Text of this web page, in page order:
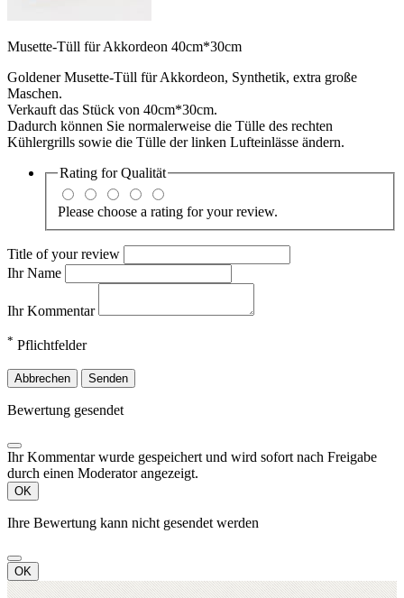
Musette-Tüll für Akkordeon 40cm*30cm
Goldener Musette-Tüll für Akkordeon, Synthetik, extra große
Maschen.
Verkauft das Stück von 40cm*30cm.
Dadurch können Sie normalerweise die Tülle des rechten
Kühlergrills sowie die Tülle der linken Lufteinlässe ändern.
Rating forQualität
Please choose a rating for your review.
Title of your review
Ihr Name
Ihr Kommentar
* Pflichtfelder
Abbrechen Senden
Bewertung gesendet
Ihr Kommentar wurde gespeichert und wird sofort nach Freigabe
durch einen Moderator angezeigt.
OK
Ihre Bewertung kann nicht gesendet werden
OK